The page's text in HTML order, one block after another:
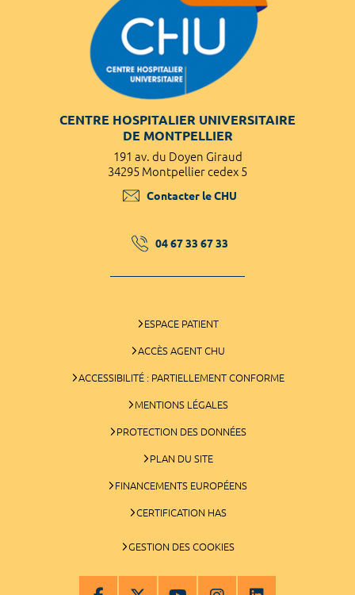
CENTRE HOSPITALIER UNIVERSITAIRE
DE MONTPELLIER
191 av. du Doyen Giraud
34295 Montpellier cedex 5
Contacter le CHU
04 67 33 67 33
ESPACE PATIENT
ACCÈS AGENT CHU
ACCESSIBILITÉ : PARTIELLEMENT CONFORME
MENTIONS LÉGALES
PROTECTION DES DONNÉES
PLAN DU SITE
FINANCEMENTS EUROPÉENS
CERTIFICATION HAS
GESTION DES COOKIES